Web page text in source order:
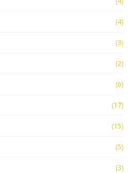
(4)
(3)
(2)
(6)
(17)
(15)
(5)
(3)